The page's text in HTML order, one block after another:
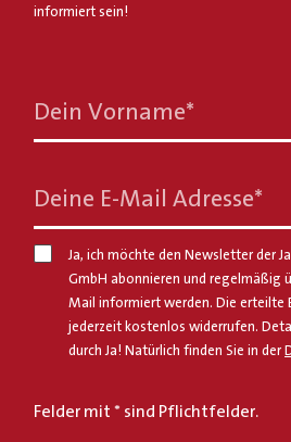
informiert sein!
Dein Vorname*
Deine E-Mail Adresse*
Ja, ich möchte den Newsletter der
GmbH abonnieren und regelmäßig
Mail informiert werden. Die erteilte
jederzeit kostenlos widerrufen.
durch Ja! Natürlich finden Sie in der
Felder mit * sind Pflichtfelder.